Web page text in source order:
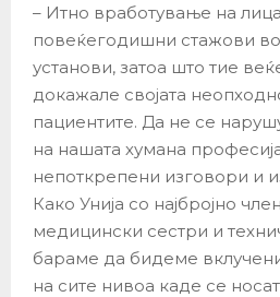
– Итно вработување на
повеќегодишни стажови
установи, затоа што тие
докажале својата
пациентите. Да не се
на нашата хумана
непоткрепени изговори и
Како Унија со најбројно
медицински сестри и
бараме да бидеме
на сите нивоа каде се